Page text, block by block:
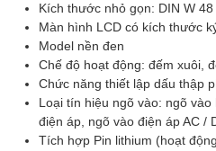
Kích thước nhỏ gọn: DIN W
Màn hình LCD có kích thước
Model nền đen
Chế độ hoạt động: đếm xuôi,
Chức năng thiết lập dấu thập
Loại tín hiệu ngõ vào: ngõ
điện áp, ngõ vào điện áp AC /
Tích hợp Pin lithium (hoạt